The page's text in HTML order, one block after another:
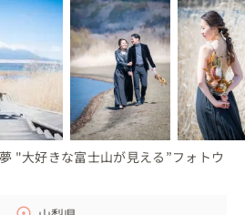
"大好きな富士山が見える”フォトウ